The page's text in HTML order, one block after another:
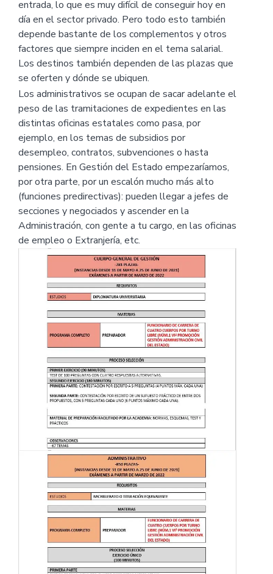
entrada, lo que es muy difícil de conseguir hoy en
día en el sector privado. Pero todo esto también
depende bastante de los complementos y otros
factores que siempre inciden en el tema salarial.
Los destinos también dependen de las plazas que
se oferten y dónde se ubiquen.
Los administrativos se ocupan de sacar adelante el
peso de las tramitaciones de expedientes en las
distintas oficinas estatales como pasa, por
ejemplo, en los temas de subsidios por
desempleo, contratos, subvenciones o hasta
pensiones. En Gestión del Estado empezaríamos,
por otra parte, por un escalón mucho más alto
(funciones predirectivas): pueden llegar a jefes de
secciones y negociados y ascender en la
Administración, con gente a tu cargo, en las oficinas
de empleo o Extranjería, etc.